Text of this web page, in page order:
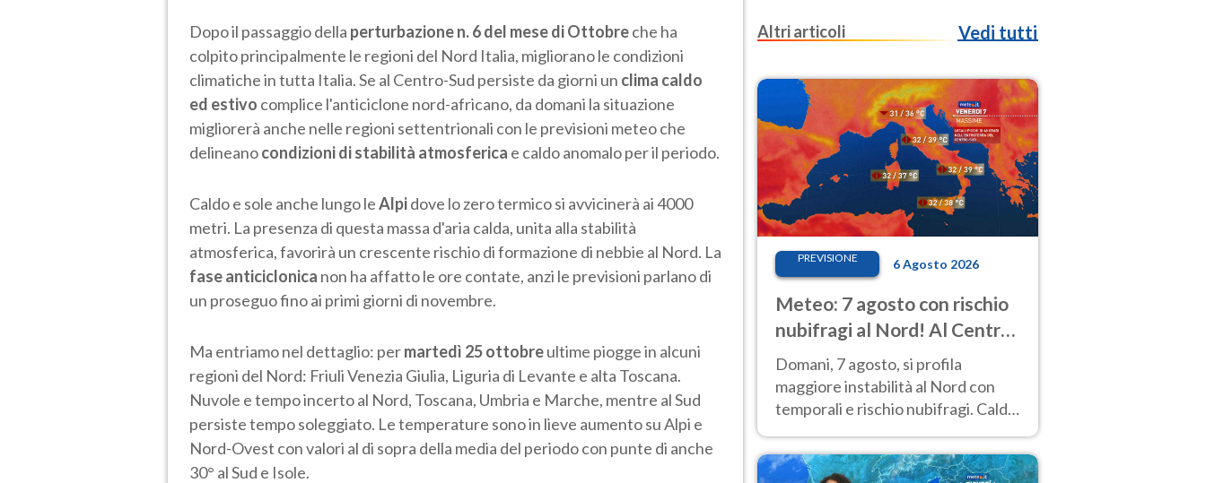
Dopo il passaggio della perturbazione n. 6 del mese di Ottobreche ha
colpito principalmente le regioni del Nord Italia, migliorano le condizioni
climatiche in tutta Italia. Se al Centro-Sud persiste da giorni un clima caldo
ed estivo complice l'anticiclone nord-africano, da domani la situazione
migliorerà anche nelle regioni settentrionali con le previsioni meteo che
delineanocondizioni di stabilità atmosferica e caldo anomalo per il periodo.
Caldo e sole anche lungo leAlpidove lo zero termico si avvicinerà ai 4000
metri. La presenza di questa massa d'aria calda, unita alla stabilità
atmosferica, favorirà un crescente rischio di formazione di nebbie al Nord. La
fase anticiclonica non ha affatto le ore contate, anzi le previsioni parlano di
un proseguo fino ai primi giorni di novembre.
Ma entriamo nel dettaglio: permartedì 25 ottobreultime piogge in alcuni
regioni del Nord: Friuli Venezia Giulia, Liguria di Levante e alta Toscana.
Nuvole e tempo incerto al Nord, Toscana, Umbria e Marche, mentre al Sud
persiste tempo soleggiato. Le temperature sono in lieve aumento su Alpi e
Nord-Ovest con valori al di sopra della media del periodo con punte di anche
30° al Sud e Isole.
Altri articoli Vedi tutti
PREVISIONE 6 Agosto 2026
Meteo: 7 agosto con rischio
nubifragi al Nord! Al Centro-
Sud caldo estremo
Domani, 7 agosto, si profila
maggiore instabilità al Nord con
temporali e rischio nubifragi. Caldo
previsioni.